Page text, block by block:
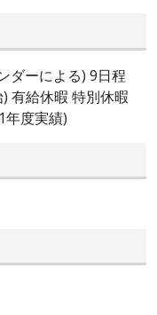
ダーによる) 9日程
有給休暇 特別休暇
度実績)